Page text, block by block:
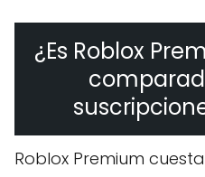
¿Es Roblox
Roblox Premium